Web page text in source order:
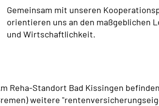
Gemeinsam mit unseren
orientieren uns an den maßgeblichen
und Wirtschaftlichkeit.
Reha-Standort Bad Kissingen
weitere